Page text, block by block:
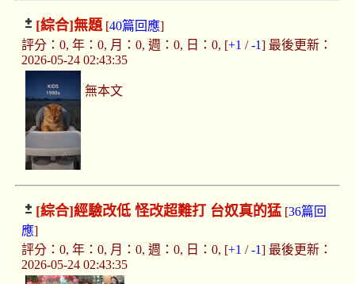
[綜合]無題[40篇回應]
評分：0, 年：0, 月：0, 週：0, 日：0, [+1 /-1] 最後更新：
2026-05-24 02:43:35
無本文
[綜合]經驗改低 怪改超難打 台奴真的猛[36篇回
應]
評分：0, 年：0, 月：0, 週：0, 日：0, [+1 /-1] 最後更新：
2026-05-24 02:43:35